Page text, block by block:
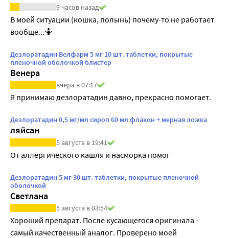
9 часов назад
В моей ситуации (кошка, полынь) почему-то не работает
вообще...🤷
Дезлоратадин Велфарм 5 мг 10 шт. таблетки, покрытые
пленочной оболочкой блистер
Венера
вчера в 07:17
Я принимаю дезлоратадин давно, прекрасно помогает.
Дезлоратадин 0,5 мг/мл сироп 60 мл флакон + мерная ложка
ляйсан
5 августа в 19:41
От аллергического кашля и насморка помог
Дезлоратадин 5 мг 30 шт. таблетки, покрытые пленочной
оболочкой
Светлана
5 августа в 03:54
Хороший препарат. После кусающегося оригинала -
самый качественный аналог. Проверено моей